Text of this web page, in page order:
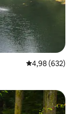
Середня
4,98 (632)